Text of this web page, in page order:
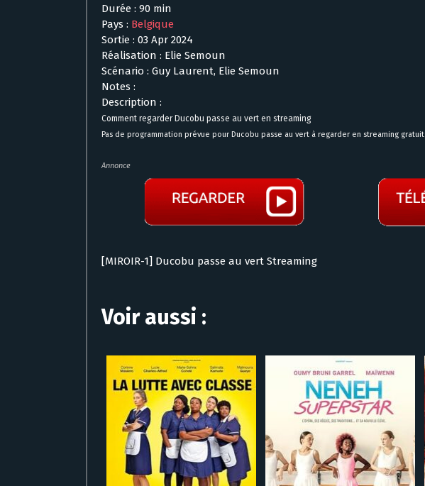
Durée : 90 min
Pays : Belgique
Sortie : 03 Apr 2024
Réalisation : Elie Semoun
Scénario : Guy Laurent, Elie Semoun
Notes :
Description :
Comment regarder Ducobu passe au vert en streaming
Pas de programmation prévue pour Ducobu passe au vert à regarder en streaming gratuit
Annonce
[MIROIR-1] Ducobu passe au vert Streaming
Voir aussi :